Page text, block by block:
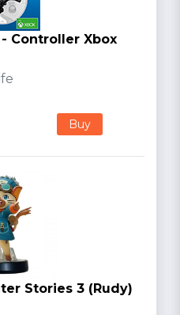
Controller Xbox
Buy
Stories 3 (Rudy)